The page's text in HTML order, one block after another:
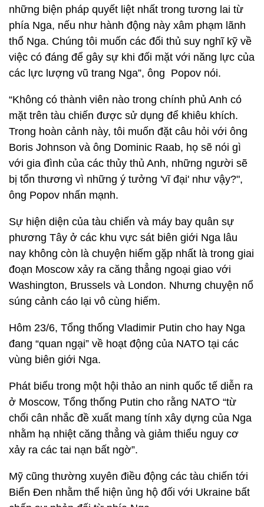
những biện pháp quyết liệt nhất trong tương lai từ
phía Nga, nếu như hành động này xâm phạm lãnh
thổ Nga. Chúng tôi muốn các đối thủ suy nghĩ kỹ về
việc có đáng để gây sự khi đối mặt với năng lực của
các lực lượng vũ trang Nga”, ông Popov nói.
“Không có thành viên nào trong chính phủ Anh có
mặt trên tàu chiến được sử dụng để khiêu khích.
Trong hoàn cảnh này, tôi muốn đặt câu hỏi với ông
Boris Johnson và ông Dominic Raab, họ sẽ nói gì
với gia đình của các thủy thủ Anh, những người sẽ
bị tổn thương vì những ý tưởng 'vĩ đại' như vậy?",
ông Popov nhấn mạnh.
Sự hiện diện của tàu chiến và máy bay quân sự
phương Tây ở các khu vực sát biên giới Nga lâu
nay không còn là chuyện hiếm gặp nhất là trong giai
đoạn Moscow xảy ra căng thẳng ngoại giao với
Washington, Brussels và London. Nhưng chuyện nổ
súng cảnh cáo lại vô cùng hiếm.
Hôm 23/6, Tổng thống Vladimir Putin cho hay Nga
đang “quan ngại” về hoạt động của NATO tại các
vùng biên giới Nga.
Phát biểu trong một hội thảo an ninh quốc tế diễn ra
ở Moscow, Tổng thống Putin cho rằng NATO “từ
chối cân nhắc đề xuất mang tính xây dựng của Nga
nhằm hạ nhiệt căng thẳng và giảm thiểu nguy cơ
xảy ra các tai nạn bất ngờ”.
Mỹ cũng thường xuyên điều động các tàu chiến tới
Biển Đen nhằm thể hiện ủng hộ đối với Ukraine bất